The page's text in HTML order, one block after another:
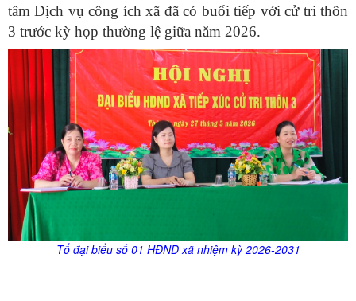
tâm Dịch vụ công ích xã đã có buổi tiếp với cử tri thôn
3 trước kỳ họp thường lệ giữa năm 2026.
Tổ đại biểu số 01 HĐND xã nhiệm kỳ 2026-2031